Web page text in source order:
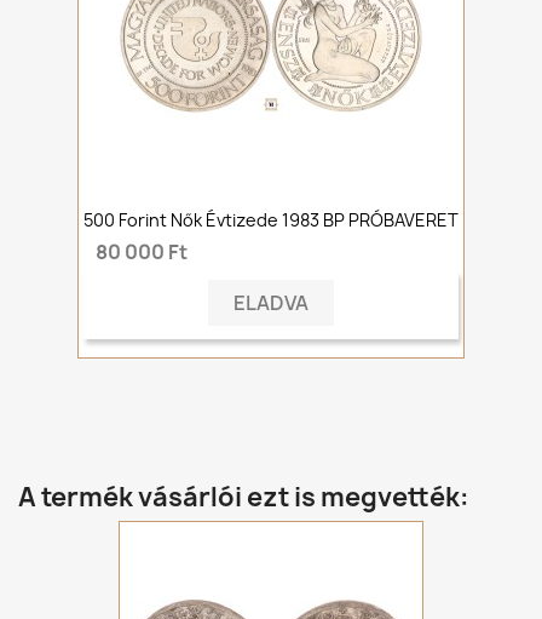
500 Forint Nők Évtizede 1983 BP PRÓBAVERET
80 000 Ft
ELADVA
A termék vásárlói ezt is megvették: